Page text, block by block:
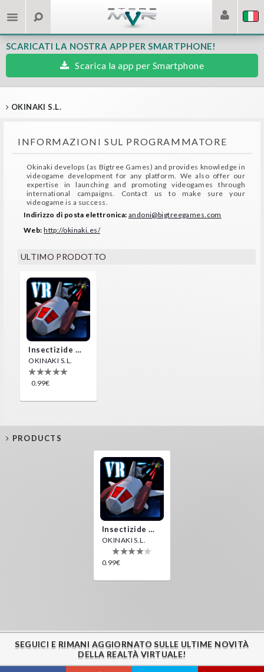
SCARICATI LA NOSTRA APP PER SMARTPHONE!
Scarica la app per Smartphone
OKINAKI S.L.
INFORMAZIONI SUL PROGRAMMATORE
Okinaki develops (as Bigtree Games) and provides knowledge in
videogame development for any platform. We also offer our
expertise in launching and promoting videogames through
international campaigns. Contact us to make sure your
videogame is a success.
Indirizzo di posta elettronica: andoni@bigtreegames.com
Web:http://okinaki.es/
ULTIMO PRODOTTO
Insectizide Wars VR
OKINAKI S.L.
0.99€
PRODUCTS
Insectizide Wars VR
OKINAKI S.L.
0.99€
SEGUICI E RIMANI AGGIORNATO SULLE ULTIME NOVITÀ
DELLA REALTÀ VIRTUALE!